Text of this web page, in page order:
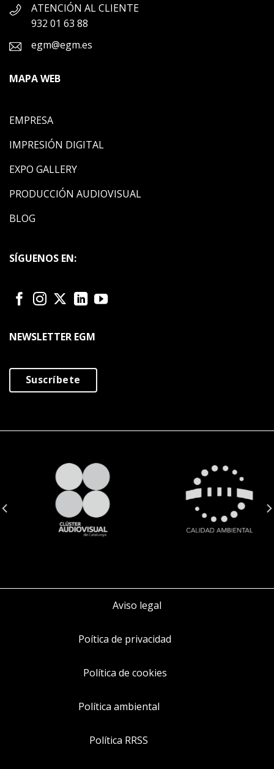
ATENCIÓN AL CLIENTE
932 01 63 88
egm@egm.es
MAPA WEB
EMPRESA
IMPRESIÓN DIGITAL
EXPO GALLERY
PRODUCCIÓN AUDIOVISUAL
BLOG
SÍGUENOS EN:
NEWSLETTER EGM
Suscríbete
Aviso legal
Poítica de privacidad
Política de cookies
Política ambiental
Política RRSS